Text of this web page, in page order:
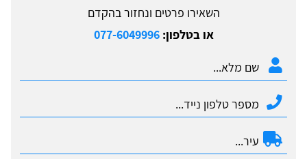
השאירו פרטים ונחזור בהקדם
או בטלפון:077-6049996